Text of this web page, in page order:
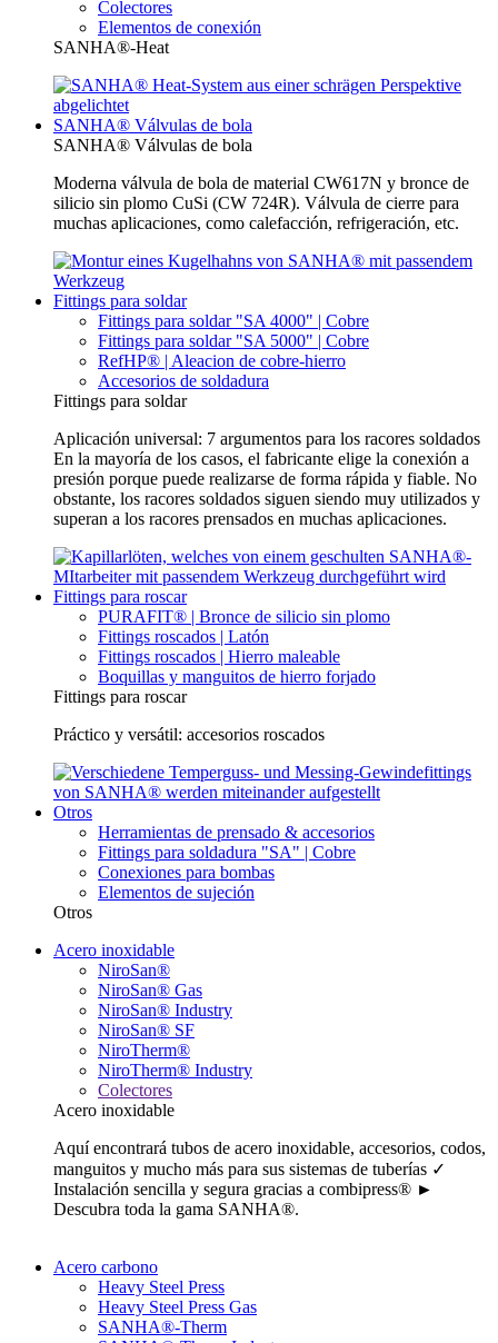
Colectores
Elementos de conexión
SANHA®-Heat
SANHA® Válvulas de bola
SANHA® Válvulas de bola
Moderna válvula de bola de material CW617N y bronce de
silicio sin plomo CuSi (CW 724R). Válvula de cierre para
muchas aplicaciones, como calefacción, refrigeración, etc.
Fittings para soldar
Fittings para soldar "SA 4000" | Cobre
Fittings para soldar "SA 5000" | Cobre
RefHP® | Aleacion de cobre-hierro
Accesorios de soldadura
Fittings para soldar
Aplicación universal: 7 argumentos para los racores soldados
En la mayoría de los casos, el fabricante elige la conexión a
presión porque puede realizarse de forma rápida y fiable. No
obstante, los racores soldados siguen siendo muy utilizados y
superan a los racores prensados en muchas aplicaciones.
Fittings para roscar
PURAFIT® | Bronce de silicio sin plomo
Fittings roscados | Latón
Fittings roscados | Hierro maleable
Boquillas y manguitos de hierro forjado
Fittings para roscar
Práctico y versátil: accesorios roscados
Otros
Herramientas de prensado & accesorios
Fittings para soldadura "SA" | Cobre
Conexiones para bombas
Elementos de sujeción
Otros
Acero inoxidable
NiroSan®
NiroSan® Gas
NiroSan® Industry
NiroSan® SF
NiroTherm®
NiroTherm® Industry
Colectores
Acero inoxidable
Aquí encontrará tubos de acero inoxidable, accesorios, codos,
manguitos y mucho más para sus sistemas de tuberías ✓
Instalación sencilla y segura gracias a combipress® ►
Descubra toda la gama SANHA®.
Acero carbono
Heavy Steel Press
Heavy Steel Press Gas
SANHA®-Therm